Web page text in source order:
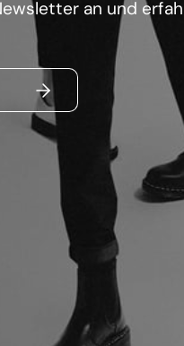
an und
ABSENDEN